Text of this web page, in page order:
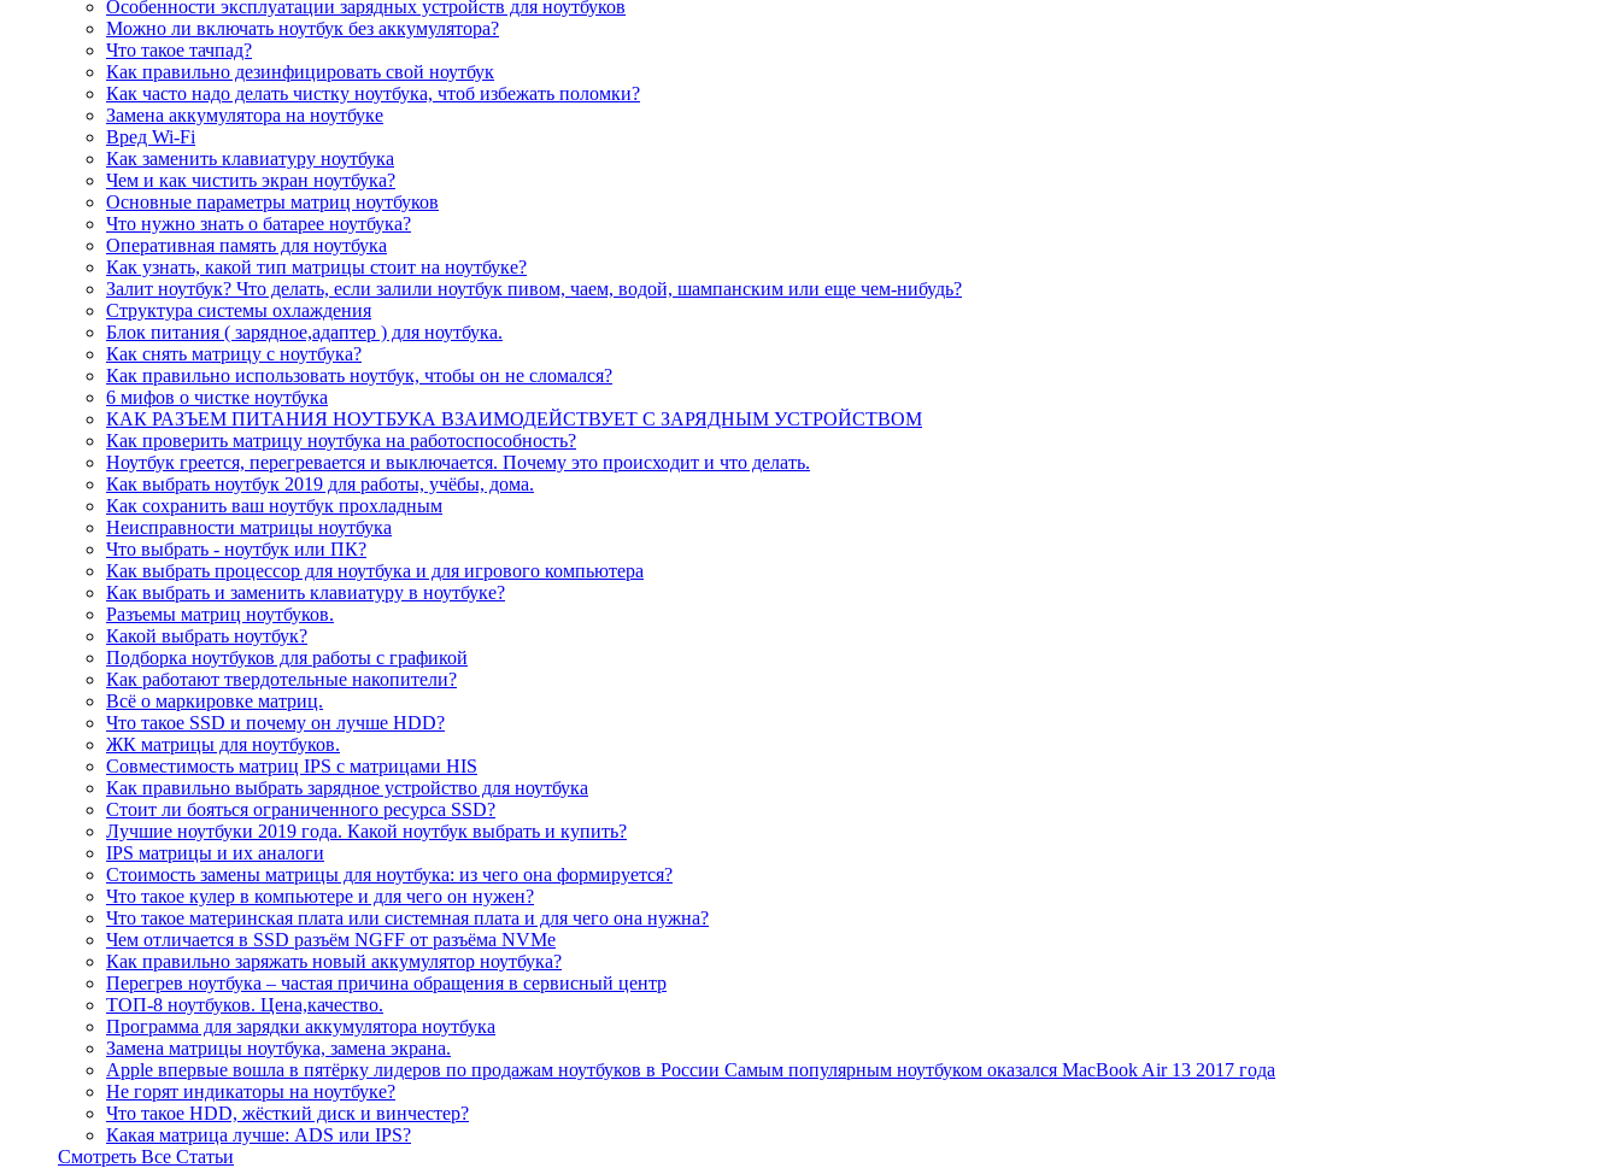
Особенности эксплуатации зарядных устройств для ноутбуков
Можно ли включать ноутбук без аккумулятора?
Что такое тачпад?
Как правильно дезинфицировать свой ноутбук
Как часто надо делать чистку ноутбука, чтоб избежать поломки?
Замена аккумулятора на ноутбуке
Вред Wi-Fi
Как заменить клавиатуру ноутбука
Чем и как чистить экран ноутбука?
Основные параметры матриц ноутбуков
Что нужно знать о батарее ноутбука?
Оперативная память для ноутбука
Как узнать, какой тип матрицы стоит на ноутбуке?
Залит ноутбук? Что делать, если залили ноутбук пивом, чаем, водой, шампанским или еще чем-нибудь?
Структура системы охлаждения
Блок питания ( зарядное,адаптер ) для ноутбука.
Как снять матрицу с ноутбука?
Как правильно использовать ноутбук, чтобы он не сломался?
6 мифов о чистке ноутбука
КАК РАЗЪЕМ ПИТАНИЯ НОУТБУКА ВЗАИМОДЕЙСТВУЕТ С ЗАРЯДНЫМ УСТРОЙСТВОМ
Как проверить матрицу ноутбука на работоспособность?
Ноутбук греется, перегревается и выключается. Почему это происходит и что делать.
Как выбрать ноутбук 2019 для работы, учёбы, дома.
Как сохранить ваш ноутбук прохладным
Неисправности матрицы ноутбука
Что выбрать - ноутбук или ПК?
Как выбрать процессор для ноутбука и для игрового компьютера
Как выбрать и заменить клавиатуру в ноутбуке?
Разъемы матриц ноутбуков.
Какой выбрать ноутбук?
Подборка ноутбуков для работы с графикой
Как работают твердотельные накопители?
Всё о маркировке матриц.
Что такое SSD и почему он лучше HDD?
ЖК матрицы для ноутбуков.
Совместимость матриц IPS с матрицами HIS
Как правильно выбрать зарядное устройство для ноутбука
Стоит ли бояться ограниченного ресурса SSD?
Лучшие ноутбуки 2019 года. Какой ноутбук выбрать и купить?
IPS матрицы и их аналоги
Стоимость замены матрицы для ноутбука: из чего она формируется?
Что такое кулер в компьютере и для чего он нужен?
Что такое материнская плата или системная плата и для чего она нужна?
Чем отличается в SSD разъём NGFF от разъёма NVMe
Как правильно заряжать новый аккумулятор ноутбука?
Перегрев ноутбука – частая причина обращения в сервисный центр
ТОП-8 ноутбуков. Цена,качество.
Программа для зарядки аккумулятора ноутбука
Замена матрицы ноутбука, замена экрана.
Apple впервые вошла в пятёрку лидеров по продажам ноутбуков в России Самым популярным ноутбуком оказался MacBook Air 13 2017 года
Не горят индикаторы на ноутбуке?
Что такое HDD, жёсткий диск и винчестер?
Какая матрица лучше: ADS или IPS?
Смотреть Все Статьи